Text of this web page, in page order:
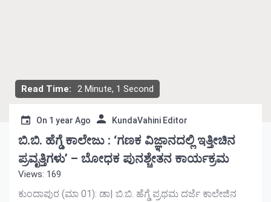
Read Time: 2 Minute, 1 Second
On 1 year Ago KundaVahini Editor
ಬಿ.ಬಿ. ಹೆಗ್ಡೆ ಕಾಲೇಜು : ‘ಗಣಕ ವಿಜ್ಞಾನದಲ್ಲಿ ಇತ್ತೀಚಿನ
ಪ್ರವೃತ್ತಿಗಳು’ – ಬೋಧಕ ಪುನಶ್ಚೇತನ ಕಾರ್ಯಕ್ರಮ
Views: 169
ಕುಂದಾಪುರ (ಮಾ 01): ಡಾ| ಬಿ.ಬಿ. ಹೆಗ್ಡೆ ಪ್ರಥಮ ದರ್ಜೆ ಕಾಲೇಜಿನ